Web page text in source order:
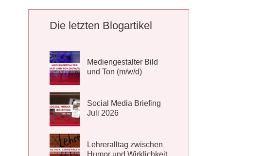
Die letzten Blogartikel
Mediengestalter Bild
und Ton (m/w/d)
Social Media Briefing
Juli 2026
Lehreralltag zwischen